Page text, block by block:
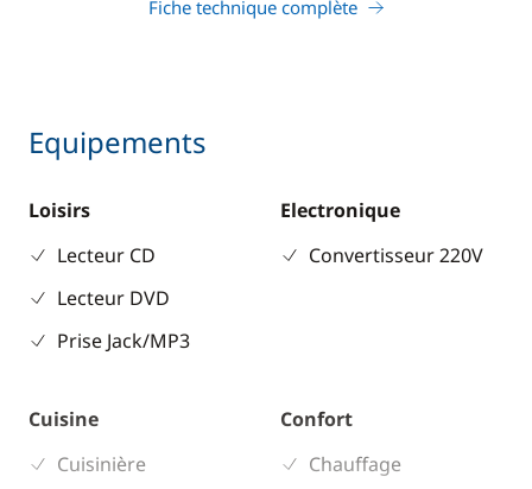
Fiche technique complète
Equipements
Loisirs
Lecteur CD
Lecteur DVD
Prise Jack/MP3
Electronique
Convertisseur 220V
Cuisine
Cuisinière
Confort
Chauffage